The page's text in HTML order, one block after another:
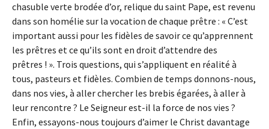
chasuble verte brodée d’or, relique du saint Pape, est revenu
dans son homélie sur la vocation de chaque prêtre : « C’est
important aussi pour les fidèles de savoir ce qu’apprennent
les prêtres et ce qu’ils sont en droit d’attendre des
prêtres ! ». Trois questions, qui s’appliquent en réalité à
tous, pasteurs et fidèles. Combien de temps donnons-nous,
dans nos vies, à aller chercher les brebis égarées, à aller à
leur rencontre ? Le Seigneur est-il la force de nos vies ?
Enfin, essayons-nous toujours d’aimer le Christ davantage